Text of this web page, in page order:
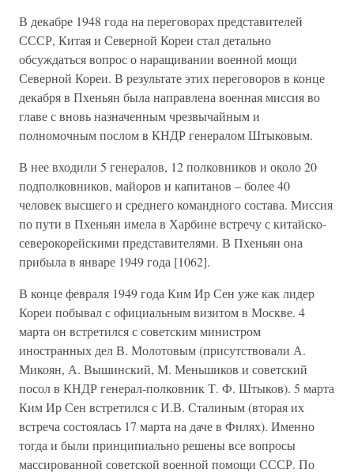
В декабре 1948 года на переговорах представителей
СССР, Китая и Северной Кореи стал детально
обсуждаться вопрос о наращивании военной мощи
Северной Кореи. В результате этих переговоров в конце
декабря в Пхеньян была направлена военная миссия во
главе с вновь назначенным чрезвычайным и
полномочным послом в КНДР генералом Штыковым.
В нее входили 5 генералов, 12 полковников и около 20
подполковников, майоров и капитанов – более 40
человек высшего и среднего командного состава. Миссия
по пути в Пхеньян имела в Харбине встречу с китайско-
северокорейскими представителями. В Пхеньян она
прибыла в январе 1949 года [1062].
В конце февраля 1949 года Ким Ир Сен уже как лидер
Кореи побывал с официальным визитом в Москве. 4
марта он встретился с советским министром
иностранных дел В. Молотовым (присутствовали А.
Микоян, А. Вышинский, М. Меньшиков и советский
посол в КНДР генерал-полковник Т. Ф. Штыков). 5 марта
Ким Ир Сен встретился с И.В. Сталиным (вторая их
встреча состоялась 17 марта на даче в Филях). Именно
тогда и были принципиально решены все вопросы
массированной советской военной помощи СССР. По